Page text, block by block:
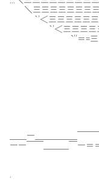
＼三三三三三三三三
｀'＜三三三
｀'＜三三三三
`''＝=三三
||
|| ＼
|| |
[ニ二二二
＿＿―＿＿＿＿＿
――￣￣＿＿＿￣―